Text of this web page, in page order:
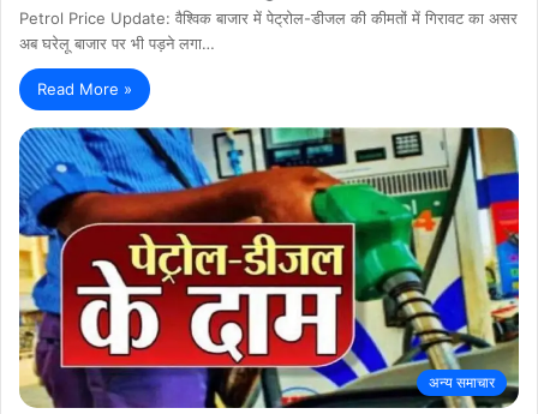
Petrol Price Update: वैश्विक बाजार में पेट्रोल-डीजल की कीमतों में गिरावट का असर
अब घरेलू बाजार पर भी पड़ने लगा…
Read More »
अन्य समाचार